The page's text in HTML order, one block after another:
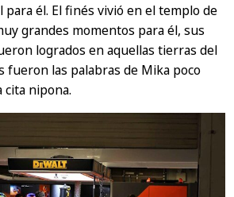
para él. El finés vivió en el templo de
grandes momentos para él, sus
logrados en aquellas tierras del
fueron las palabras de Mika poco
cita nipona.